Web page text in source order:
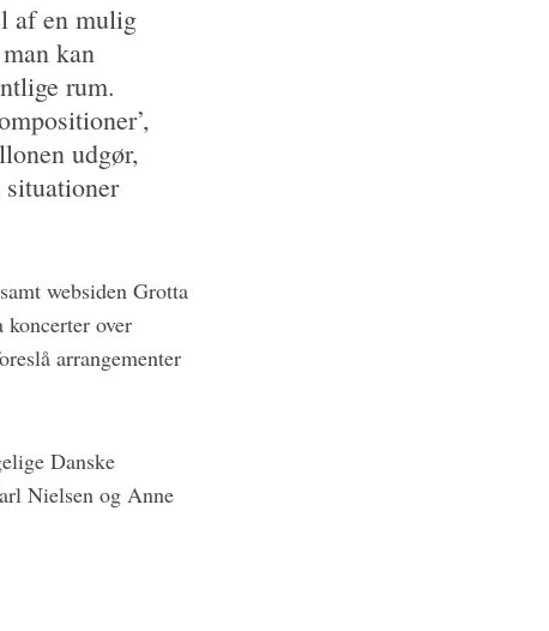
af en mulig
kan
rum.
udgør,
websiden Grotta
over
arrangementer
Danske
Nielsen og Anne